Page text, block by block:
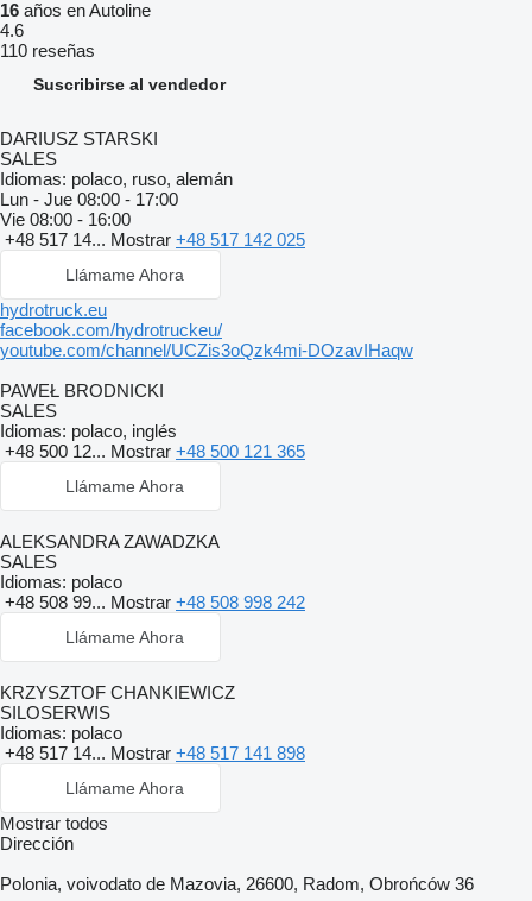
16 años en Autoline
4.6
110 reseñas
Suscribirse al vendedor
DARIUSZ STARSKI
SALES
Idiomas: polaco, ruso, alemán
Lun - Jue 08:00 - 17:00
Vie 08:00 - 16:00
+48 517 14... Mostrar +48 517 142 025
Llámame Ahora
hydrotruck.eu
facebook.com/hydrotruckeu/
youtube.com/channel/UCZis3oQzk4mi-DOzavIHaqw
PAWEŁ BRODNICKI
SALES
Idiomas: polaco, inglés
+48 500 12... Mostrar +48 500 121 365
Llámame Ahora
ALEKSANDRA ZAWADZKA
SALES
Idiomas: polaco
+48 508 99... Mostrar +48 508 998 242
Llámame Ahora
KRZYSZTOF CHANKIEWICZ
SILOSERWIS
Idiomas: polaco
+48 517 14... Mostrar +48 517 141 898
Llámame Ahora
Mostrar todos
Dirección
Polonia, voivodato de Mazovia, 26600, Radom, Obrońców 36